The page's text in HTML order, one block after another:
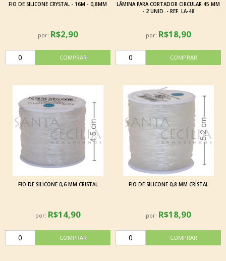
FIO DE SILICONE CRYSTAL - 16M - 0,8MM
por: R$2,90
LÂMINA PARA CORTADOR CIRCULAR 45 MM
- 2 UNID. - REF. LA-48
por: R$18,90
FIO DE SILICONE 0,6 MM CRISTAL
por: R$14,90
FIO DE SILICONE 0,8 MM CRISTAL
por: R$18,90